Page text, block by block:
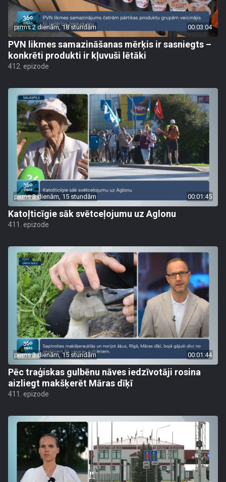
pirms 2 dienām, 18 stundām 00:03:04
PVN likmes samazināšanas mērķis ir sasniegts –
konkrēti produkti ir kļuvuši lētāki
412. epizode
pirms 3 dienām, 15 stundām 00:01:45
Katoļticīgie sāk svētceļojumu uz Aglonu
411. epizode
pirms 3 dienām, 15 stundām 00:01:44
Pēc traģiskas gulbēnu nāves iedzīvotāji rosina
aizliegt makšķerēt Māras dīķī
411. epizode